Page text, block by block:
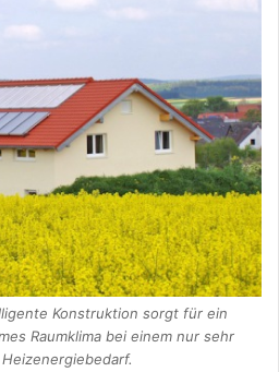
Konstruktion sorgt für ein
Raumklima bei einem nur sehr